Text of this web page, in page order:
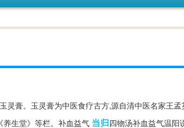
灵膏。玉灵膏为中医食疗古方,源自清中医名家王
生堂》等栏。补血益气 当归四物汤补血益气温阳